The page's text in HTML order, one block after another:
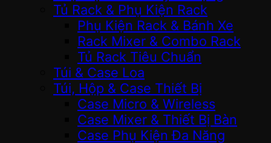
Tủ Rack & Phụ Kiện Rack
Phụ Kiện Rack & Bánh Xe
Rack Mixer & Combo Rack
Tủ Rack Tiêu Chuẩn
Túi & Case Loa
Túi, Hộp & Case Thiết Bị
Case Micro & Wireless
Case Mixer & Thiết Bị Bàn
Case Phụ Kiện Đa Năng